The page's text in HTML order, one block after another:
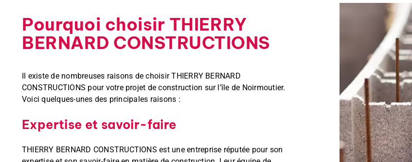
Pourquoi choisir THIERRY
BERNARD CONSTRUCTIONS
Il existe de nombreuses raisons de choisir THIERRY BERNARD
CONSTRUCTIONS pour votre projet de construction sur l’île de Noirmoutier.
Voici quelques-unes des principales raisons :
Expertise et savoir-faire
THIERRY BERNARD CONSTRUCTIONS est une entreprise réputée pour son